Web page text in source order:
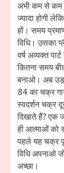
अभी कम से कम
ज्यादा होगी
हों। समय
विधि। उसका
वर्ष अव्यक्त
कितना समय
बनाओ। अब
84 का चक्र
स्वदर्शन चक्र
दिखाते हैं? एक
ही आत्माओं को
पहले यह चक्र
विधि अपनाओ
अच्छा।